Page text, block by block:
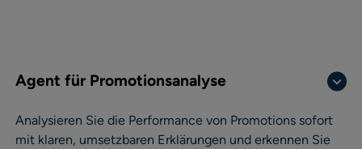
Agent für Promotionsanalyse
Analysieren Sie die Performance von Promotions sofort
mit klaren, umsetzbaren Erklärungen und erkennen Sie